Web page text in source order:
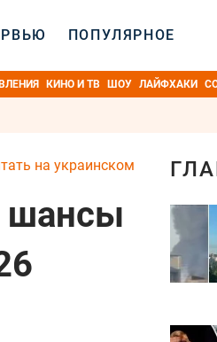
ПОПУЛЯРНОЕ
КИНО И ТВ ШОУ ЛАЙФХАКИ
на украинском
шансы